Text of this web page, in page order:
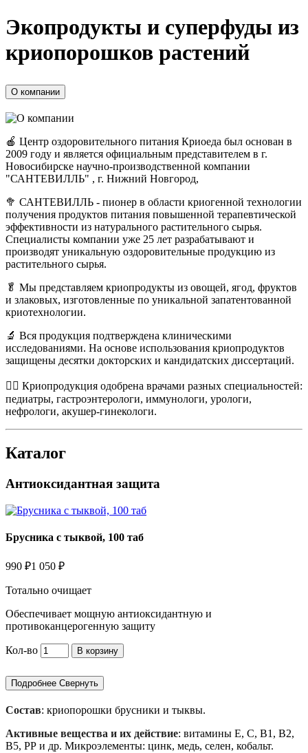
Экопродукты и суперфуды из
криопорошков растений
О компании
🍎 Центр оздоровительного питания Криоеда был основан в
2009 году и является официальным представителем в г.
Новосибирске научно-производственной компании
"САНТЕВИЛЛЬ" , г. Нижний Новгород,
🥦 САНТЕВИЛЛЬ - пионер в области криогенной технологии
получения продуктов питания повышенной терапевтической
эффективности из натурального растительного сырья.
Специалисты компании уже 25 лет разрабатывают и
производят уникальную оздоровительные продукцию из
растительного сырья.
🥬 Мы представляем криопродукты из овощей, ягод, фруктов
и злаковых, изготовленные по уникальной запатентованной
криотехнологии.
🔬 Вся продукция подтверждена клиническими
исследованиями. На основе использования криопродуктов
защищены десятки докторских и кандидатских диссертаций.
👩‍⚕️ Криопродукция одобрена врачами разных специальностей:
педиатры, гастроэнтерологи, иммунологи, урологи,
нефрологи, акушер-гинекологи.
Каталог
Антиоксидантная защита
Брусника с тыквой, 100 таб
990 ₽1 050 ₽
Тотально очищает
Обеспечивает мощную антиоксидантную и
противоканцерогенную защиту
Кол-во В корзину
Подробнее Свернуть
Состав: криопорошки брусники и тыквы.
Активные вещества и их действие: витамины Е, С, В1, В2,
В5, РР и др. Микроэлементы: цинк, медь, селен, кобальт.